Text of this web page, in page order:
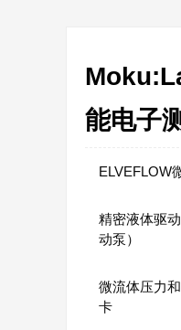
能电子
ELVEFLOW
精密液体驱
动泵）
微流体压力
卡